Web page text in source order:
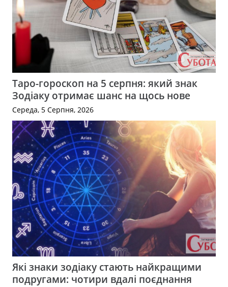
Таро-гороскоп на 5 серпня: який знак
Зодіаку отримає шанс на щось нове
Середа, 5 Серпня, 2026
Які знаки зодіаку стають найкращими
подругами: чотири вдалі поєднання